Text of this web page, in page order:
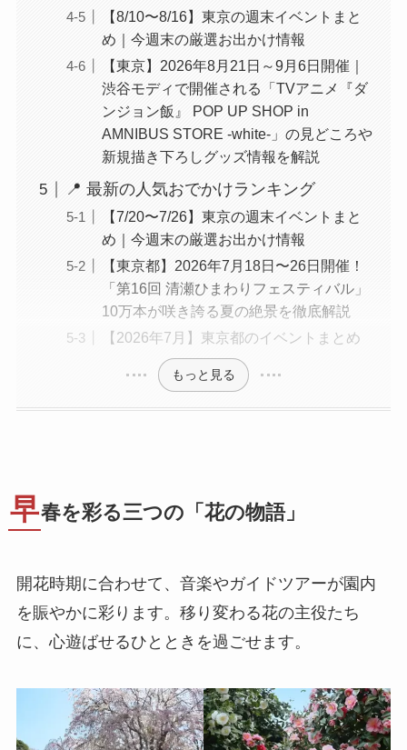
【8/10〜8/16】東京の週末イベントまと
め｜今週末の厳選お出かけ情報
【東京】2026年8月21日～9月6日開催｜
渋谷モディで開催される「TVアニメ『ダ
ンジョン飯』 POP UP SHOP in
AMNIBUS STORE -white-」の見どころや
新規描き下ろしグッズ情報を解説
📍 最新の人気おでかけランキング
【7/20〜7/26】東京の週末イベントまと
め｜今週末の厳選お出かけ情報
【東京都】2026年7月18日〜26日開催！
「第16回 清瀬ひまわりフェスティバル」
10万本が咲き誇る夏の絶景を徹底解説
【2026年7月】東京都のイベントまとめ
もっと見る
早春を彩る三つの「花の物語」
開花時期に合わせて、音楽やガイドツアーが園内
を賑やかに彩ります。移り変わる花の主役たち
に、心遊ばせるひとときを過ごせます。